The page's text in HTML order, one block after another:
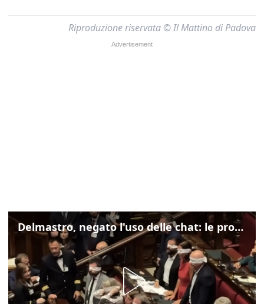
Riproduzione riservata © Il Mattino di Padova
Delmastro, negato l'uso delle chat: le proteste di Avs e M5s